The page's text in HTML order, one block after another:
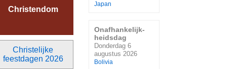
Christendom
Christelijke
feestdagen 2026
Japan
Onafhankelijk-
heidsdag
Donderdag 6
augustus 2026
Bolivia